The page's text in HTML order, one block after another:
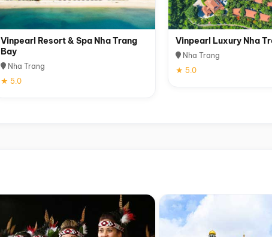
Vinpearl Resort & Spa Nha Trang
Bay
Nha Trang
★ 5.0
Vinpearl Luxury Nha
Nha Trang
★ 5.0